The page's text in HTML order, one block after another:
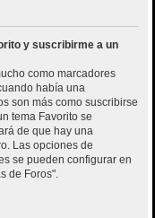
y suscribirme a un
como marcadores
había una
son más como suscribirse
tema Favorito se
de que hay una
Las opciones de
se pueden configurar en
de Foros".